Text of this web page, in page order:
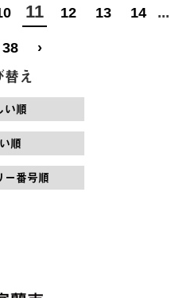
11 12 13 14 ...
38 ›
替え
い順
順
ー番号順